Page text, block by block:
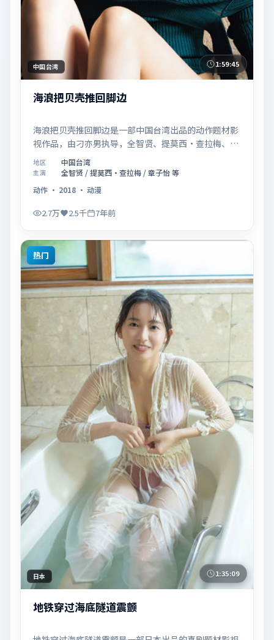
中国台湾 1:59:45
海浪把贝壳推回脚边
海浪把贝壳推回脚边是一部中国台湾出品的动作题材影
视作品，由刁亦男执导，全智贤、提莫西·查拉梅、章
子怡等联合主演，于2018年11月14日在院线首映。影
片围绕「爱的迟疑与勇敢迈出的一步」展开叙事，镜头
语言克制而富有张力，节奏起伏得当，人物弧光完整；
配乐与场面调度强化了类型片的观感体验，亦留有可供
解读的细节空间，适合关注现实主义叙事与人物关系的
地区 中国台湾
主演
全智贤 / 提莫西·查拉梅 / 章子怡 等
动作 · 2018 · 动漫
2.7万 2.5千 7年前
热门
日本 1:35:09
地铁穿过海底隧道震颤